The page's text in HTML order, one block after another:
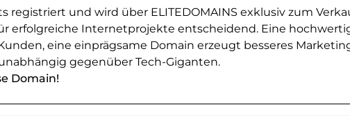
registriert und wird über ELITEDOMAINS exklusiv zum
erfolgreiche Internetprojekte entscheidend. Eine
eine einprägsame Domain erzeugt besseres
gegenüber Tech-Giganten.
Domain!